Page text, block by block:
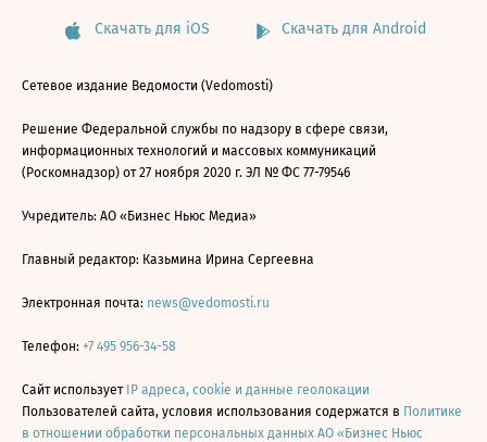
Скачать для iOS Скачать для Android
Сетевое издание Ведомости (Vedomosti)
Решение Федеральной службы по надзору в сфере связи,
информационных технологий и массовых коммуникаций
(Роскомнадзор) от 27 ноября 2020 г. ЭЛ № ФС 77-79546
Учредитель: АО «Бизнес Ньюс Медиа»
Главный редактор: Казьмина Ирина Сергеевна
Электронная почта: news@vedomosti.ru
Телефон: +7 495 956-34-58
Сайт использует IP адреса, cookie и данные геолокации
Пользователей сайта, условия использования содержатся в Политике
в отношении обработки персональных данных АО «Бизнес Ньюс